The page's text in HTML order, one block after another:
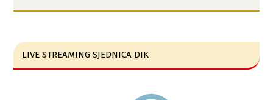
LIVE STREAMING SJEDNICA DIK